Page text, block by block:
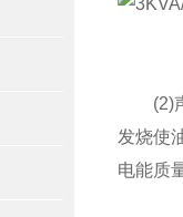
(2)声
发烧使
电能质